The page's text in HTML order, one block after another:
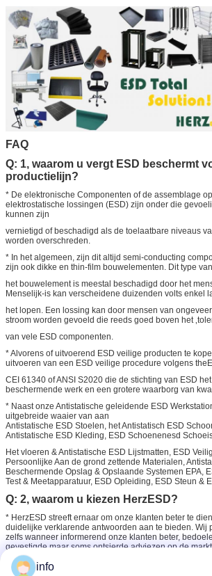
FAQ
Q: 1, waarom u vergt ESD beschermt
productielijn?
* De elektronische Componenten of de assemblage
elektrostatische lossingen (ESD) zijn onder die
kunnen zijn
vernietigd of beschadigd als de toelaatbare niveaus
worden overschreden.
* In het algemeen, zijn dit altijd semi-conducting
zijn ook dikke en thin-film bouwelementen. Dit type van
het bouwelement is meestal beschadigd door het
Menselijk-is kan verscheidene duizenden volts enkel
het lopen. Een lossing kan door mensen van
stroom worden gevoeld die reeds goed boven het
van vele ESD componenten.
* Alvorens of uitvoerend ESD veilige producten te
uitvoeren van een ESD veilige procedure volgens
CEI 61340 of ANSI S2020 die de stichting van ESD
beschermende werk en een grotere waarborg van
* Naast onze Antistatische geleidende ESD
uitgebreide waaier van aan
Antistatische ESD Stoelen, het Antistatisch ESD
Antistatische ESD Kleding, ESD Schoenenesd
Het vloeren & Antistatische ESD Lijstmatten, ESD
Persoonlijke Aan de grond zettende Materialen,
Beschermende Opslag & Opslaande Systemen EPA,
Test & Meetapparatuur, ESD Opleiding, ESD Steun &
Q: 2, waarom u kiezen HerzESD?
* HerzESD streeft ernaar om onze klanten beter te
duidelijke verklarende antwoorden aan te bieden. Wij
zelfs wanneer informerend onze klanten beter,
gevestigde maar soms ontsierde adviezen op de
het verzekeren van de enige correcte ESD oplossing.
info